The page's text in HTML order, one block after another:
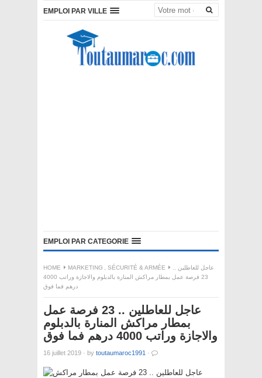
EMPLOI PAR VILLE
EMPLOI PAR CATEGORIE
HOME MARKETING , SÉCURITÉ & ARMÉE
عاجل للعاطلين ..
23 فرصة عمل بمطار مراكش المنارة بالدبلوم والاجازة وراتب 4000
درهم فما فوق
عاجل للعاطلين .. 23 فرصة عمل
بمطار مراكش المنارة بالدبلوم
والاجازة وراتب 4000 درهم فما فوق
16 juillet 2019 · by toutaumaroc1991 ·